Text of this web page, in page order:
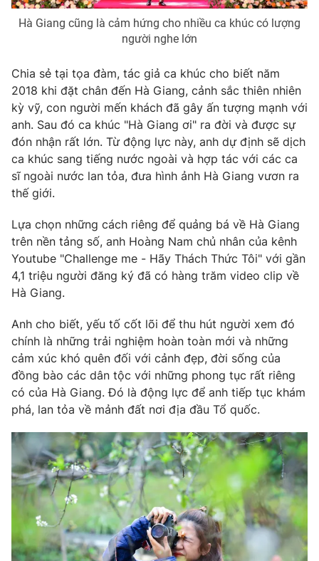
Hà Giang cũng là cảm hứng cho nhiều ca khúc có lượng
người nghe lớn
Chia sẻ tại tọa đàm, tác giả ca khúc cho biết năm
2018 khi đặt chân đến Hà Giang, cảnh sắc thiên nhiên
kỳ vỹ, con người mến khách đã gây ấn tượng mạnh với
anh. Sau đó ca khúc "Hà Giang ơi" ra đời và được sự
đón nhận rất lớn. Từ động lực này, anh dự định sẽ dịch
ca khúc sang tiếng nước ngoài và hợp tác với các ca
sĩ ngoài nước lan tỏa, đưa hình ảnh Hà Giang vươn ra
thế giới.
Lựa chọn những cách riêng để quảng bá về Hà Giang
trên nền tảng số, anh Hoàng Nam chủ nhân của kênh
Youtube "Challenge me - Hãy Thách Thức Tôi" với gần
4,1 triệu người đăng ký đã có hàng trăm video clip về
Hà Giang.
Anh cho biết, yếu tố cốt lõi để thu hút người xem đó
chính là những trải nghiệm hoàn toàn mới và những
cảm xúc khó quên đối với cảnh đẹp, đời sống của
đồng bào các dân tộc với những phong tục rất riêng
có của Hà Giang. Đó là động lực để anh tiếp tục khám
phá, lan tỏa về mảnh đất nơi địa đầu Tổ quốc.